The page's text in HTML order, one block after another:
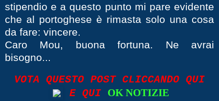
stipendio e a questo punto mi pare evidente
che al portoghese è rimasta solo una cosa
da fare: vincere.
Caro Mou, buona fortuna. Ne avrai
bisogno...
VOTA QUESTO POST CLICCANDO QUI
E QUI
OK NOTIZIE